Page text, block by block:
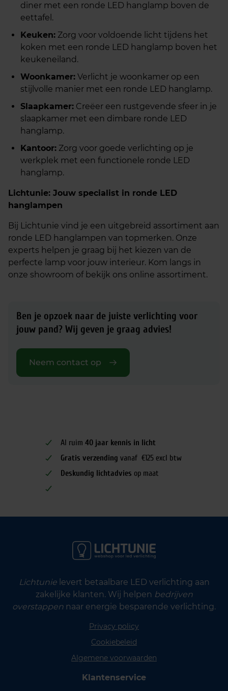
diner met een ronde LED hanglamp boven de
eettafel.
Keuken: Zorg voor voldoende licht tijdens het
koken met een ronde LED hanglamp boven het
keukeneiland.
Woonkamer: Verlicht je woonkamer op een
stijlvolle manier met een ronde LED hanglamp.
Slaapkamer: Creëer een rustgevende sfeer in je
slaapkamer met een dimbare ronde LED
hanglamp.
Kantoor: Zorg voor goede verlichting op je
werkplek met een functionele ronde LED
hanglamp.
Lichtunie: Jouw specialist in ronde LED
hanglampen
Bij Lichtunie vind je een uitgebreid assortiment aan
ronde LED hanglampen van topmerken. Onze
experts helpen je graag bij het kiezen van de
perfecte lamp voor jouw interieur. Kom langs in
onze showroom of bekijk ons online assortiment.
Ben je opzoek naar de juiste verlichting voor
jouw pand? Wij geven je graag advies!
Neem contact op
Al ruim 40 jaar kennis in licht
Gratis verzending vanaf €125 excl btw
Deskundig lichtadvies op maat
Lichtunielevert betaalbare LED verlichting aan
zakelijke klanten. Wij helpen bedrijven
overstappen naar energie besparende verlichting.
Privacy policy
Cookiebeleid
Algemene voorwaarden
Klantenservice